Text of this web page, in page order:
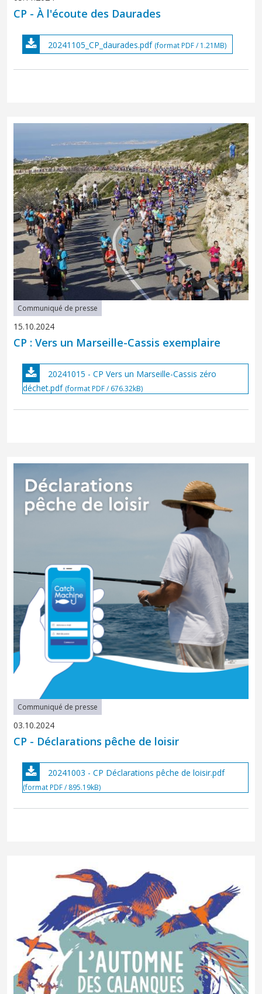
CP - À l'écoute des Daurades
20241105_CP_daurades.pdf (format PDF / 1.21MB)
Communiqué de presse
15.10.2024
CP : Vers un Marseille-Cassis exemplaire
20241015 - CP Vers un Marseille-Cassis zéro
déchet.pdf (format PDF / 676.32kB)
Communiqué de presse
03.10.2024
CP - Déclarations pêche de loisir
20241003 - CP Déclarations pêche de loisir.pdf
(format PDF / 895.19kB)